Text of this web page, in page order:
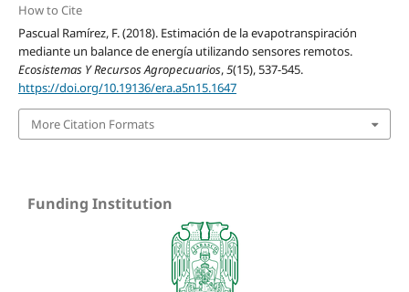
How to Cite
Pascual Ramírez, F. (2018). Estimación de la evapotranspiración
mediante un balance de energía utilizando sensores remotos.
Ecosistemas Y Recursos Agropecuarios,5(15), 537-545.
https://doi.org/10.19136/era.a5n15.1647
More Citation Formats
Funding Institution